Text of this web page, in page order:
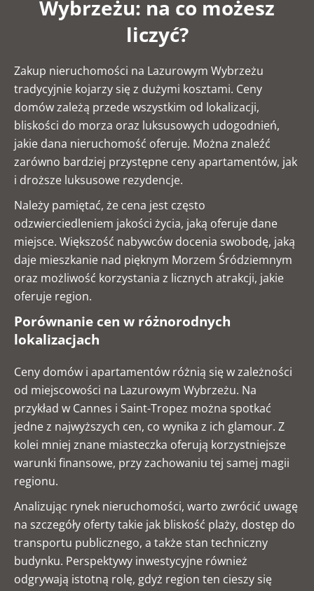
Wybrzeżu: na co możesz
liczyć?
Zakup nieruchomości na Lazurowym Wybrzeżu
tradycyjnie kojarzy się z dużymi kosztami. Ceny
domów zależą przede wszystkim od lokalizacji,
bliskości do morza oraz luksusowych udogodnień,
jakie dana nieruchomość oferuje. Można znaleźć
zarówno bardziej przystępne ceny apartamentów, jak
i droższe luksusowe rezydencje.
Należy pamiętać, że cena jest często
odzwierciedleniem jakości życia, jaką oferuje dane
miejsce. Większość nabywców docenia swobodę, jaką
daje mieszkanie nad pięknym Morzem Śródziemnym
oraz możliwość korzystania z licznych atrakcji, jakie
oferuje region.
Porównanie cen w różnorodnych
lokalizacjach
Ceny domów i apartamentów różnią się w zależności
od miejscowości na Lazurowym Wybrzeżu. Na
przykład w Cannes i Saint-Tropez można spotkać
jedne z najwyższych cen, co wynika z ich glamour. Z
kolei mniej znane miasteczka oferują korzystniejsze
warunki finansowe, przy zachowaniu tej samej magii
regionu.
Analizując rynek nieruchomości, warto zwrócić uwagę
na szczegóły oferty takie jak bliskość plaży, dostęp do
transportu publicznego, a także stan techniczny
budynku. Perspektywy inwestycyjne również
odgrywają istotną rolę, gdyż region ten cieszy się